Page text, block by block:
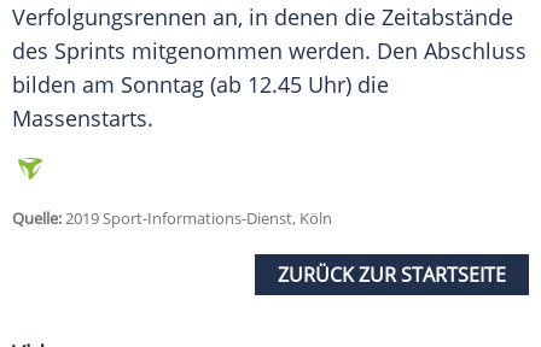
Verfolgungsrennen an, in denen die Zeitabstände
des Sprints mitgenommen werden. Den Abschluss
bilden am Sonntag (ab 12.45 Uhr) die
Massenstarts.
Quelle:2019 Sport-Informations-Dienst, Köln
ZURÜCK ZUR STARTSEITE